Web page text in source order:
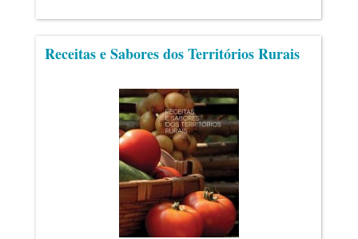
Receitas e Sabores dos Territórios Rurais